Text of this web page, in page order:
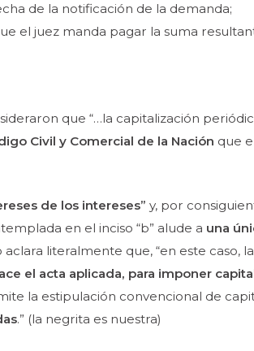
de la notificación de la demanda;
el juez manda pagar la suma
que “…la capitalización
Civil y Comercial de la Nación que
de los intereses” y, por
en el inciso “b” alude a una
aclara literalmente que, “en este caso,
el acta aplicada, para imponer
la estipulación convencional de
.” (la negrita es nuestra)